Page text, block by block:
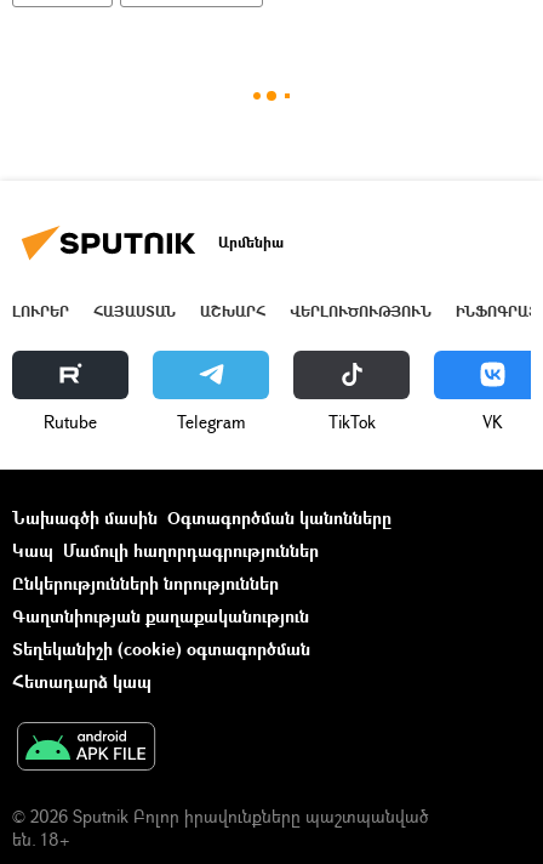
Արմենիա
ԼՈՒՐԵՐ ՀԱՅԱՍՏԱՆ ԱՇԽԱՐՀ ՎԵՐԼՈՒԾՈՒԹՅՈՒՆ
Rutube Telegram ТikТоk VK
Նախագծի մասին Օգտագործման կանոնները
Կապ Մամուլի հաղորդագրություններ
Ընկերությունների նորություններ
Գաղտնիության քաղաքականություն
Տեղեկանիշի (cookie) օգտագործման
Հետադարձ կապ
© 2026 Sputnik Բոլոր իրավունքները պաշտպանված
են. 18+